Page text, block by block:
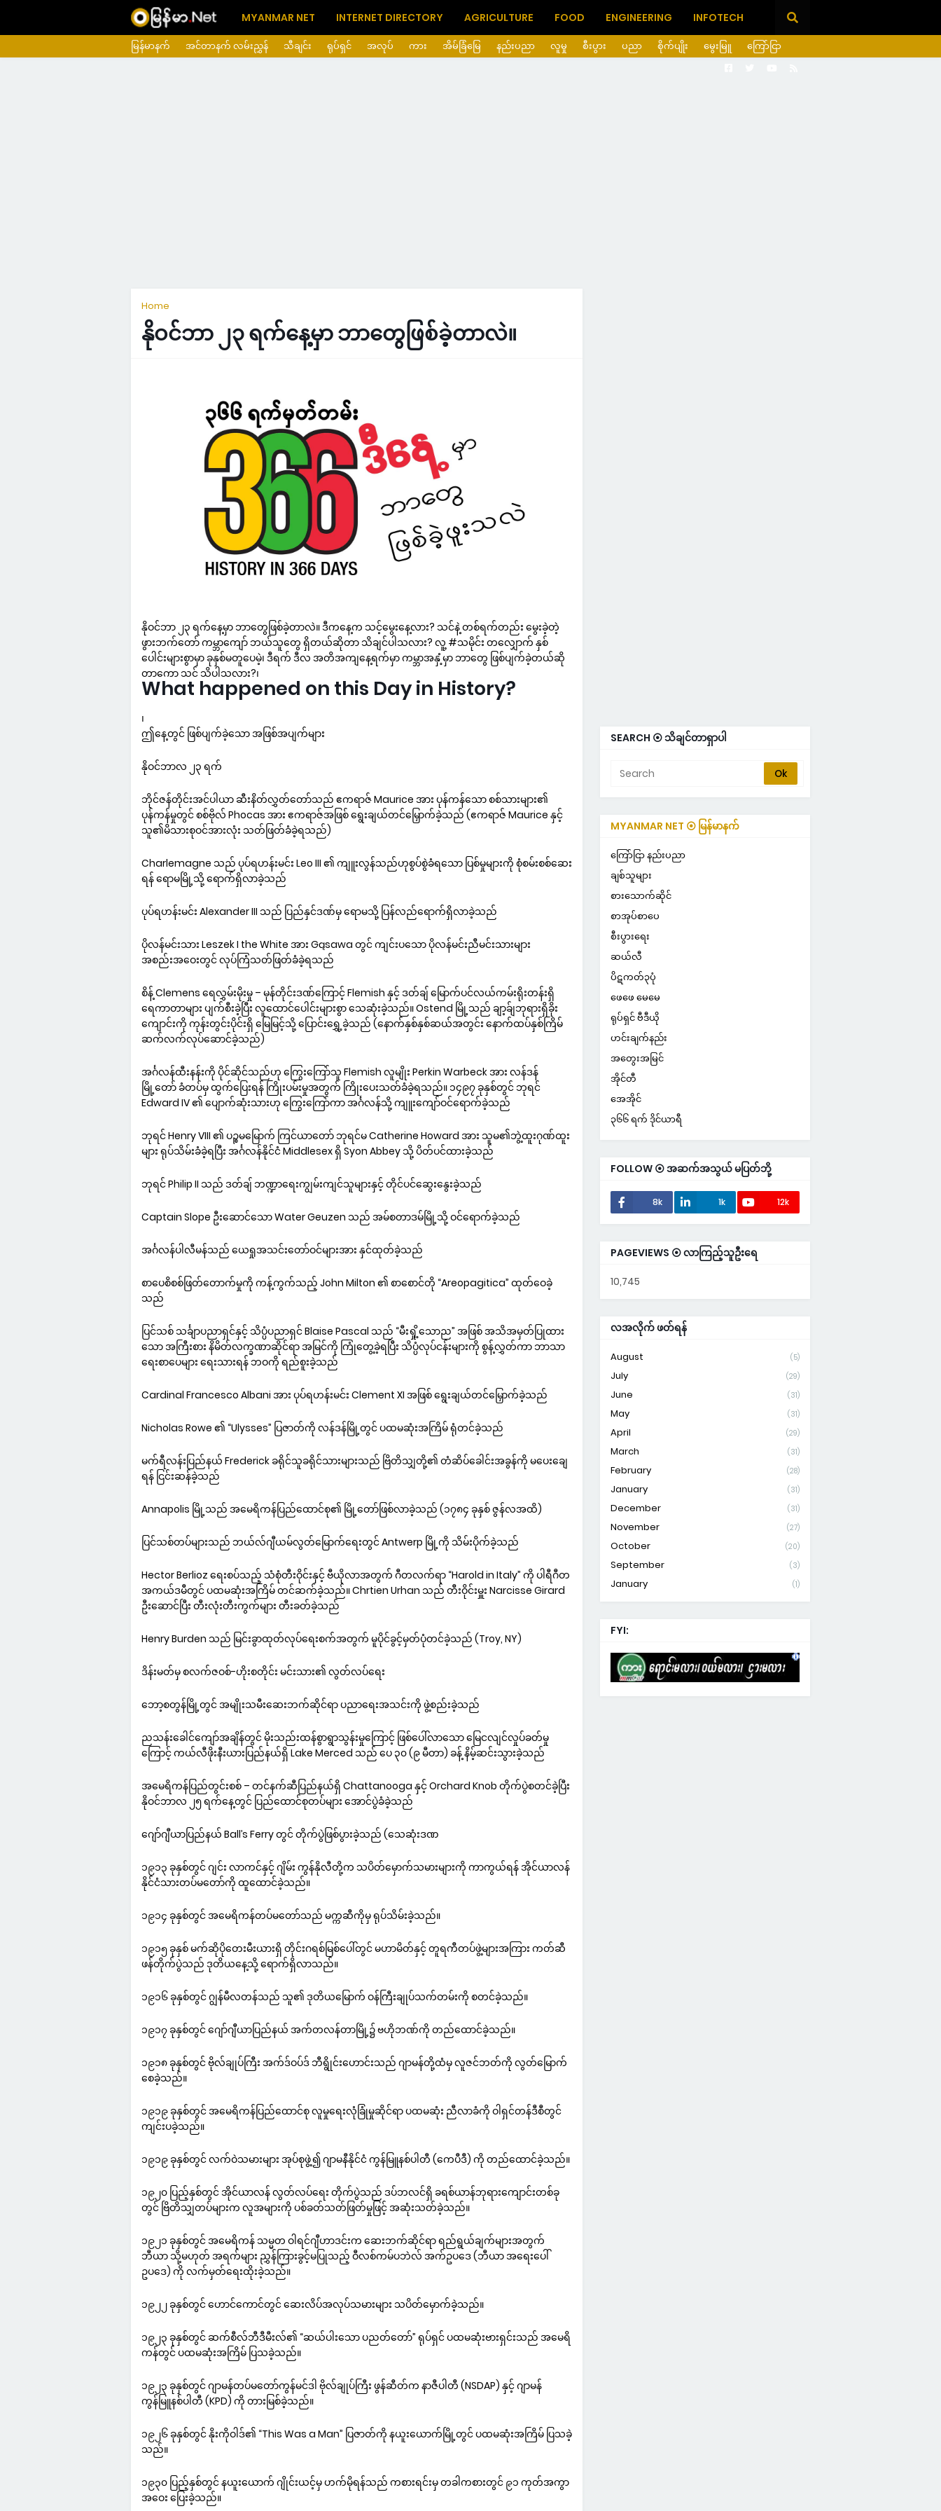
MYANMAR NET INTERNET DIRECTORY AGRICULTURE FOOD ENGINEERING INFOTECH
မြန်မာနက် အင်တာနက် လမ်းညွှန် သီချင်း ရုပ်ရှင် အလုပ် ကား အိမ်ခြံမြေ နည်းပညာ လူမှု စီးပွား ပညာ စိုက်ပျိုး မွေးမြူ ကြော်ငြာ
Home
နိုဝင်ဘာ ၂၃ ရက်နေ့မှာ ဘာတွေဖြစ်ခဲ့တာလဲ။
နိုဝင်ဘာ ၂၃ ရက်နေ့မှာ ဘာတွေဖြစ်ခဲ့တာလဲ။ ဒီကနေ့က သင့်မွေးနေ့လား? သင်နဲ့ တစ်ရက်တည်း မွေးခဲ့တဲ့
ဖွားဘက်တော် ကမ္ဘာကျော် ဘယ်သူတွေ ရှိတယ်ဆိုတာ သိချင်ပါသလား? လူ့ #သမိုင်း တလျှောက် နှစ်
ပေါင်းများစွာမှာ ခုနှစ်မတူပေမဲ့၊ ဒီရက် ဒီလ အတိအကျနေ့ရက်မှာ ကမ္ဘာအနှံ့မှာ ဘာတွေ ဖြစ်ပျက်ခဲ့တယ်ဆို
တာကော သင် သိပါသလား?၊
What happened on this Day in History?
၊
ဤနေ့တွင် ဖြစ်ပျက်ခဲ့သော အဖြစ်အပျက်များ
နိုဝင်ဘာလ ၂၃ ရက်
ဘိုင်ဇန်တိုင်းအင်ပါယာ ဆီးနိတ်လွှတ်တော်သည် ဧကရာဇ် Maurice အား ပုန်ကန်သော စစ်သားများ၏
ပုန်ကန်မှုတွင် စစ်ဗိုလ် Phocas အား ဧကရာဇ်အဖြစ် ရွေးချယ်တင်မြှောက်ခဲ့သည် (ဧကရာဇ် Maurice နှင့်
သူ၏မိသားစုဝင်အားလုံး သတ်ဖြတ်ခံခဲ့ရသည်)
Charlemagne သည် ပုပ်ရဟန်းမင်း Leo III ၏ ကျူးလွန်သည်ဟုစွပ်စွဲခံရသော ပြစ်မှုများကို စုံစမ်းစစ်ဆေး
ရန် ရောမမြို့သို့ ရောက်ရှိလာခဲ့သည်
ပုပ်ရဟန်းမင်း Alexander III သည် ပြည်နှင်ဒဏ်မှ ရောမသို့ ပြန်လည်ရောက်ရှိလာခဲ့သည်
ပိုလန်မင်းသား Leszek I the White အား Gąsawa တွင် ကျင်းပသော ပိုလန်မင်းညီမင်းသားများ
အစည်းအဝေးတွင် လုပ်ကြံသတ်ဖြတ်ခံခဲ့ရသည်
စိန့် Clemens ရေလွှမ်းမိုးမှု – မုန်တိုင်းဒဏ်ကြောင့် Flemish နှင့် ဒတ်ချ် မြောက်ပင်လယ်ကမ်းရိုးတန်းရှိ
ရေကာတာများ ပျက်စီးခဲ့ပြီး လူထောင်ပေါင်းများစွာ သေဆုံးခဲ့သည်။ Ostend မြို့သည် ချာ့ခ်ျဘုရားရှိခိုး
ကျောင်းကို ကုန်းတွင်းပိုင်းရှိ မြေမြင့်သို့ ပြောင်းရွှေ့ခဲ့သည် (နောက်နှစ်နှစ်ဆယ်အတွင်း နောက်ထပ်နှစ်ကြိမ်
ဆက်လက်လုပ်ဆောင်ခဲ့သည်)
အင်္ဂလန်ထီးနန်းကို ပိုင်ဆိုင်သည်ဟု ကြွေးကြော်သူ Flemish လူမျိုး Perkin Warbeck အား လန်ဒန်
မြို့တော် ခံတပ်မှ ထွက်ပြေးရန် ကြိုးပမ်းမှုအတွက် ကြိုးပေးသတ်ခံခဲ့ရသည်။ ၁၄၉၇ ခုနှစ်တွင် ဘုရင်
Edward IV ၏ ပျောက်ဆုံးသားဟု ကြွေးကြော်ကာ အင်္ဂလန်သို့ ကျူးကျော်ဝင်ရောက်ခဲ့သည်
ဘုရင် Henry VIII ၏ ပဉ္စမမြောက် ကြင်ယာတော် ဘုရင်မ Catherine Howard အား သူမ၏ဘွဲ့ထူးဂုဏ်ထူး
များ ရုပ်သိမ်းခံခဲ့ရပြီး အင်္ဂလန်နိုင်ငံ Middlesex ရှိ Syon Abbey သို့ ပိတ်ပင်ထားခဲ့သည်
ဘုရင် Philip II သည် ဒတ်ချ် ဘဏ္ဍာရေးကျွမ်းကျင်သူများနှင့် တိုင်ပင်ဆွေးနွေးခဲ့သည်
Captain Slope ဦးဆောင်သော Water Geuzen သည် အမ်စတာဒမ်မြို့သို့ ဝင်ရောက်ခဲ့သည်
အင်္ဂလန်ပါလီမန်သည် ယေရှုအသင်းတော်ဝင်များအား နှင်ထုတ်ခဲ့သည်
စာပေစိစစ်ဖြတ်တောက်မှုကို ကန့်ကွက်သည့် John Milton ၏ စာစောင်တို “Areopagitica” ထုတ်ဝေခဲ့
သည်
ပြင်သစ် သင်္ချာပညာရှင်နှင့် သိပ္ပံပညာရှင် Blaise Pascal သည် “မီးရှို့သောည” အဖြစ် အသိအမှတ်ပြုထား
သော အကြီးစား နိမိတ်လက္ခဏာဆိုင်ရာ အမြင်ကို ကြုံတွေ့ခဲ့ရပြီး သိပ္ပံလုပ်ငန်းများကို စွန့်လွှတ်ကာ ဘာသာ
ရေးစာပေများ ရေးသားရန် ဘဝကို ရည်စူးခဲ့သည်
Cardinal Francesco Albani အား ပုပ်ရဟန်းမင်း Clement XI အဖြစ် ရွေးချယ်တင်မြှောက်ခဲ့သည်
Nicholas Rowe ၏ “Ulysses” ပြဇာတ်ကို လန်ဒန်မြို့တွင် ပထမဆုံးအကြိမ် ရုံတင်ခဲ့သည်
မက်ရီလန်းပြည်နယ် Frederick ခရိုင်သူခရိုင်သားများသည် ဗြိတိသျှတို့၏ တံဆိပ်ခေါင်းအခွန်ကို မပေးချေ
ရန် ငြင်းဆန်ခဲ့သည်
Annapolis မြို့သည် အမေရိကန်ပြည်ထောင်စု၏ မြို့တော်ဖြစ်လာခဲ့သည် (၁၇၈၄ ခုနှစ် ဇွန်လအထိ)
ပြင်သစ်တပ်များသည် ဘယ်လ်ဂျီယမ်လွတ်မြောက်ရေးတွင် Antwerp မြို့ကို သိမ်းပိုက်ခဲ့သည်
Hector Berlioz ရေးစပ်သည့် သံစုံတီးဝိုင်းနှင့် ဗီယိုလာအတွက် ဂီတလက်ရာ “Harold in Italy” ကို ပါရီဂီတ
အကယ်ဒမီတွင် ပထမဆုံးအကြိမ် တင်ဆက်ခဲ့သည်။ Chrtien Urhan သည် တီးဝိုင်းမှူး Narcisse Girard
ဦးဆောင်ပြီး တီးလုံးတီးကွက်များ တီးခတ်ခဲ့သည်
Henry Burden သည် မြင်းခွာထုတ်လုပ်ရေးစက်အတွက် မူပိုင်ခွင့်မှတ်ပုံတင်ခဲ့သည် (Troy, NY)
ဒိန်းမတ်မှ စလက်ဇဝစ်-ဟိုးစတိုင်း မင်းသား၏ လွတ်လပ်ရေး
ဘော့စတွန်မြို့တွင် အမျိုးသမီးဆေးဘက်ဆိုင်ရာ ပညာရေးအသင်းကို ဖွဲ့စည်းခဲ့သည်
ညသန်းခေါင်ကျော်အချိန်တွင် မိုးသည်းထန်စွာရွာသွန်းမှုကြောင့် ဖြစ်ပေါ်လာသော မြေငလျင်လှုပ်ခတ်မှု
ကြောင့် ကယ်လီဖိုးနီးယားပြည်နယ်ရှိ Lake Merced သည် ပေ ၃၀ (၉ မီတာ) ခန့် နိမ့်ဆင်းသွားခဲ့သည်
အမေရိကန်ပြည်တွင်းစစ် – တင်နက်ဆီပြည်နယ်ရှိ Chattanooga နှင့် Orchard Knob တိုက်ပွဲစတင်ခဲ့ပြီး
နိုဝင်ဘာလ ၂၅ ရက်နေ့တွင် ပြည်ထောင်စုတပ်များ အောင်ပွဲခံခဲ့သည်
ဂျော်ဂျီယာပြည်နယ် Ball’s Ferry တွင် တိုက်ပွဲဖြစ်ပွားခဲ့သည် (သေဆုံးဒဏ
၁၉၁၃ ခုနှစ်တွင် ဂျင်း လာကင်နှင့် ဂျိမ်း ကွန်နိုလီတို့က သပိတ်မှောက်သမားများကို ကာကွယ်ရန် အိုင်ယာလန်
နိုင်ငံသားတပ်မတော်ကို ထူထောင်ခဲ့သည်။
၁၉၁၄ ခုနှစ်တွင် အမေရိကန်တပ်မတော်သည် မက္ကဆီကိုမှ ရုပ်သိမ်းခဲ့သည်။
၁၉၁၅ ခုနှစ် မက်ဆိုပိုတေးမီးယားရှိ တိုင်းဂရစ်မြစ်ပေါ်တွင် မဟာမိတ်နှင့် တူရကီတပ်ဖွဲ့များအကြား ကတ်ဆီ
ဖန်တိုက်ပွဲသည် ဒုတိယနေ့သို့ ရောက်ရှိလာသည်။
၁၉၁၆ ခုနှစ်တွင် ဂျွန်မီလတန်သည် သူ၏ ဒုတိယမြောက် ဝန်ကြီးချုပ်သက်တမ်းကို စတင်ခဲ့သည်။
၁၉၁၇ ခုနှစ်တွင် ဂျော်ဂျီယာပြည်နယ် အက်တလန်တာမြို့၌ ဗဟိုဘဏ်ကို တည်ထောင်ခဲ့သည်။
၁၉၁၈ ခုနှစ်တွင် ဗိုလ်ချုပ်ကြီး အက်ဒ်ဝပ်ဒ် ဘီရွိုင်းဟောင်းသည် ဂျာမန်တို့ထံမှ လူဇင်ဘတ်ကို လွတ်မြောက်
စေခဲ့သည်။
၁၉၁၉ ခုနှစ်တွင် အမေရိကန်ပြည်ထောင်စု လူမှုရေးလုံခြုံမှုဆိုင်ရာ ပထမဆုံး ညီလာခံကို ဝါရှင်တန်ဒီစီတွင်
ကျင်းပခဲ့သည်။
၁၉၁၉ ခုနှစ်တွင် လက်ဝဲသမားများ အုပ်စုဖွဲ့၍ ဂျာမနီနိုင်ငံ ကွန်မြူနစ်ပါတီ (ကေပီဒီ) ကို တည်ထောင်ခဲ့သည်။
၁၉၂၀ ပြည့်နှစ်တွင် အိုင်ယာလန် လွတ်လပ်ရေး တိုက်ပွဲသည် ဒပ်ဘလင်ရှိ ခရစ်ယာန်ဘုရားကျောင်းတစ်ခု
တွင် ဗြိတိသျှတပ်များက လူအများကို ပစ်ခတ်သတ်ဖြတ်မှုဖြင့် အဆုံးသတ်ခဲ့သည်။
၁၉၂၁ ခုနှစ်တွင် အမေရိကန် သမ္မတ ဝါရင်ဂျီဟာဒင်းက ဆေးဘက်ဆိုင်ရာ ရည်ရွယ်ချက်များအတွက်
ဘီယာ သို့မဟုတ် အရက်များ ညွှန်ကြားခွင့်မပြုသည့် ဝီလစ်ကမ်ပဘဲလ် အက်ဥပဒေ (ဘီယာ အရေးပေါ်
ဥပဒေ) ကို လက်မှတ်ရေးထိုးခဲ့သည်။
၁၉၂၂ ခုနှစ်တွင် ဟောင်ကောင်တွင် ဆေးလိပ်အလုပ်သမားများ သပိတ်မှောက်ခဲ့သည်။
၁၉၂၃ ခုနှစ်တွင် ဆက်စီလ်ဘီဒီမီးလ်၏ “ဆယ်ပါးသော ပညတ်တော်” ရုပ်ရှင် ပထမဆုံးဗားရှင်းသည် အမေရိ
ကန်တွင် ပထမဆုံးအကြိမ် ပြသခဲ့သည်။
၁၉၂၃ ခုနှစ်တွင် ဂျာမန်တပ်မတော်ကွန်မင်ဒါ ဗိုလ်ချုပ်ကြီး ဖွန်ဆီတ်က နာဇီပါတီ (NSDAP) နှင့် ဂျာမန်
ကွန်မြူနစ်ပါတီ (KPD) ကို တားမြစ်ခဲ့သည်။
၁၉၂၆ ခုနှစ်တွင် နိုးကိုဝါဒ်၏ “This Was a Man” ပြဇာတ်ကို နယူးယောက်မြို့တွင် ပထမဆုံးအကြိမ် ပြသခဲ့
သည်။
၁၉၃၀ ပြည့်နှစ်တွင် နယူးယောက် ဂျိုင်းယင့်မှ ဟက်မိုရန်သည် ကစားရင်းမှ တခါကစားတွင် ၉၁ ကုတ်အကွာ
အဝေး ပြေးခဲ့သည်။
SEARCH ⦿ သိချင်တာရှာပါ
MYANMAR NET ⦿ မြန်မာနက်
POPULAR ⦿ လူကြိုက်များ
ကြော်ငြာ နည်းပညာ
ချစ်သူများ
စားသောက်ဆိုင်
စာအုပ်စာပေ
စီးပွားရေး
ဆယ်လီ
ပိဋကတ်၃ပုံ
ဖေဖေ မေမေ
ရုပ်ရှင် ဗီဒီယို
ဟင်းချက်နည်း
အတွေးအမြင်
အိုင်တီ
အေအိုင်
၃၆၆ ရက် ဒိုင်ယာရီ
FOLLOW ⦿ အဆက်အသွယ် မပြတ်ဘို့
8k 1k 12k
PAGEVIEWS ⦿ လာကြည့်သူဦးရေ
10,745
လအလိုက် ဖတ်ရန်
August (5)
July (29)
June (31)
May (31)
April (29)
March (31)
February (28)
January (31)
December (31)
November (27)
October (20)
September (3)
January (1)
FYI: